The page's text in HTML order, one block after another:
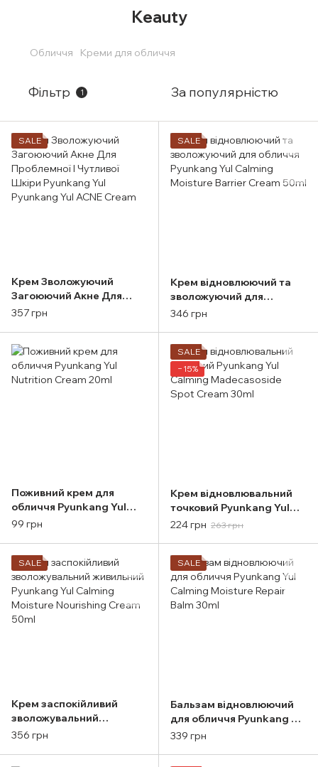
Keauty
Обличчя Креми для обличчя
Фільтр 1 За популярністю
SALE
Крем Зволожуючий
Загоюючий Акне Для
Проблемної І Чутливої
Cream
357 грн
SALE
Крем відновлюючий та
зволожуючий для
обличчя Pyunkang Yul
346 грн
Поживний крем для
обличчя Pyunkang Yul
Nutrition Cream 20ml
99 грн
SALE
−15%
Крем відновлювальний
точковий Pyunkang Yul
Calming Madecasoside
224 грн 263 грн
SALE
Крем заспокійливий
зволожувальний
живильний Pyunkang Yul
356 грн
SALE
Бальзам відновлюючий
для обличчя Pyunkang Yul
Calming Moisture Repair
339 грн